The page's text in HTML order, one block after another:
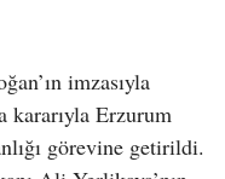
imzasıyla
kararıyla Erzurum
görevine getirildi.